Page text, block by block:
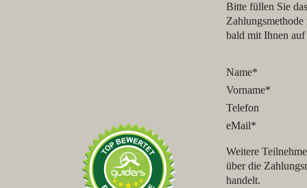
Bitte füllen Sie
bald mit Ihnen
Name*
Vorname*
Telefon
eMail*
Weitere
über die
handelt.